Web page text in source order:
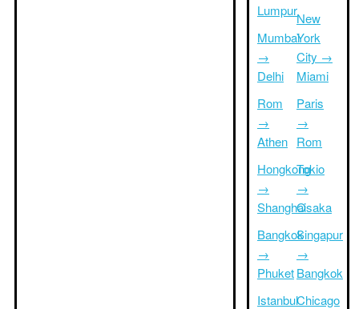
Lumpur
Mumbai
→
Delhi
Rom
→
Athen
Hongkong
→
Shanghai
Bangkok
→
Phuket
Istanbul
New
York
City →
Miami
Paris
→
Rom
Tokio
→
Osaka
Singapur
→
Bangkok
Chicago